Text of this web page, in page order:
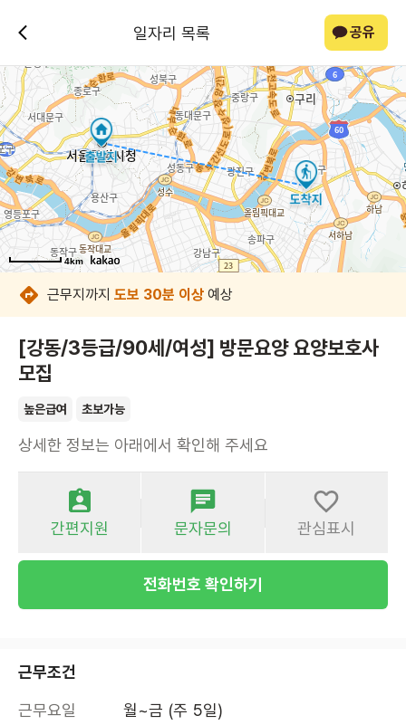
일자리 목록 공유
4km
4km
4km
4km
4km
4km
4km
4km
근무지까지 도보 30분 이상 예상
[강동/3등급/90세/여성] 방문요양 요양보호사
모집
높은급여 초보가능
상세한 정보는 아래에서 확인해 주세요
간편지원 문자문의 관심표시
전화번호 확인하기
근무조건
근무요일
월~금 (주 5일)